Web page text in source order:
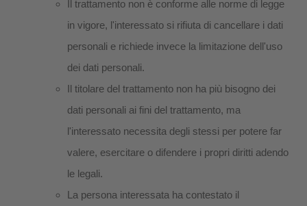
Il trattamento non è conforme alle norme di legge
in vigore, l'interessato si rifiuta di cancellare i dati
personali e richiede invece la limitazione dell'uso
dei dati personali.
Il titolare del trattamento non ha più bisogno dei
dati personali ai fini del trattamento, ma
l'interessato necessita degli stessi per potere far
valere, esercitare o difendere i propri diritti adendo
le legali.
La persona interessata ha contestato il